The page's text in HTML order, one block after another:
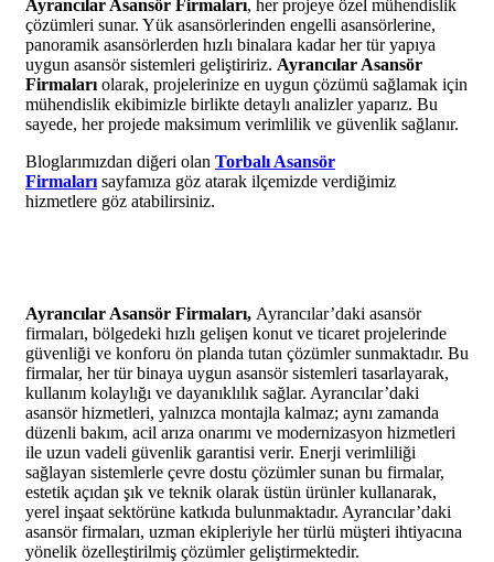
Ayrancılar Asansör Firmaları, her projeye özel mühendislik
çözümleri sunar. Yük asansörlerinden engelli asansörlerine,
panoramik asansörlerden hızlı binalara kadar her tür yapıya
uygun asansör sistemleri geliştiririz. Ayrancılar Asansör
Firmaları olarak, projelerinize en uygun çözümü sağlamak için
mühendislik ekibimizle birlikte detaylı analizler yaparız. Bu
sayede, her projede maksimum verimlilik ve güvenlik sağlanır.
Bloglarımızdan diğeri olan Torbalı Asansör
Firmaları sayfamıza göz atarak ilçemizde verdiğimiz
hizmetlere göz atabilirsiniz.
Ayrancılar Asansör Firmaları, Ayrancılar’daki asansör
firmaları, bölgedeki hızlı gelişen konut ve ticaret projelerinde
güvenliği ve konforu ön planda tutan çözümler sunmaktadır. Bu
firmalar, her tür binaya uygun asansör sistemleri tasarlayarak,
kullanım kolaylığı ve dayanıklılık sağlar. Ayrancılar’daki
asansör hizmetleri, yalnızca montajla kalmaz; aynı zamanda
düzenli bakım, acil arıza onarımı ve modernizasyon hizmetleri
ile uzun vadeli güvenlik garantisi verir. Enerji verimliliği
sağlayan sistemlerle çevre dostu çözümler sunan bu firmalar,
estetik açıdan şık ve teknik olarak üstün ürünler kullanarak,
yerel inşaat sektörüne katkıda bulunmaktadır. Ayrancılar’daki
asansör firmaları, uzman ekipleriyle her türlü müşteri ihtiyacına
yönelik özelleştirilmiş çözümler geliştirmektedir.